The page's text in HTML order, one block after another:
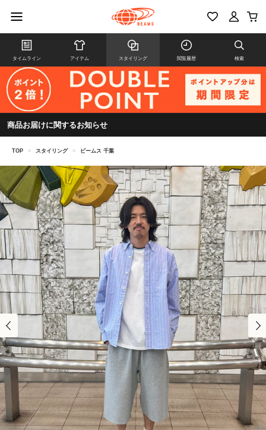
タイムライン アイテム スタイリング 閲覧履歴 検索
商品お届けに関するお知らせ
TOP > スタイリング > ビームス 千葉